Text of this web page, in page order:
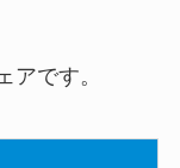
アです。